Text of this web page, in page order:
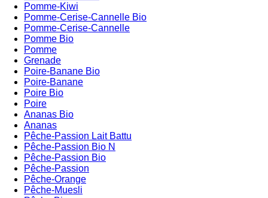
Pomme-Kiwi
Pomme-Cerise-Cannelle Bio
Pomme-Cerise-Cannelle
Pomme Bio
Pomme
Grenade
Poire-Banane Bio
Poire-Banane
Poire Bio
Poire
Ananas Bio
Ananas
Pêche-Passion Lait Battu
Pêche-Passion Bio N
Pêche-Passion Bio
Pêche-Passion
Pêche-Orange
Pêche-Muesli